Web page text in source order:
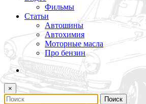
Фильмы
Статьи
Автошины
Автохимия
Моторные масла
Про бензин
×